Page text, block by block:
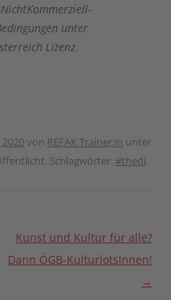
unter
Lizenz.
2020von REFAK Trainer:in unter
Schlagwörter: #thedi.
Kunst und Kultur für alle?
Dann ÖGB-KulturlotsInnen!
→